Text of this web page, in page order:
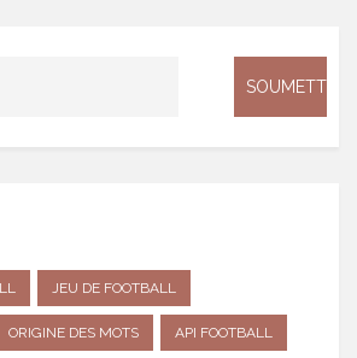
JEU DE FOOTBALL
ORIGINE DES MOTS API FOOTBALL